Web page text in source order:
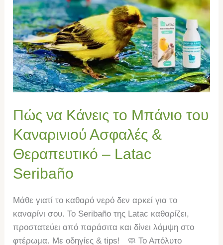
Πώς να Κάνεις το Μπάνιο του
Καναρινιού Ασφαλές &
Θεραπευτικό – Latac
Seribaño
Μάθε γιατί το καθαρό νερό δεν αρκεί για το
καναρίνι σου. Το Seribaño της Latac καθαρίζει,
προστατεύει από παράσιτα και δίνει λάμψη στο
φτέρωμα. Με οδηγίες & tips! 🧼 Το Απόλυτο
Κάνεις
το
Μπάνιο
του
Καναρινιού
Ασφαλές
&
Θεραπευτικό
–
Latac
Seribaño